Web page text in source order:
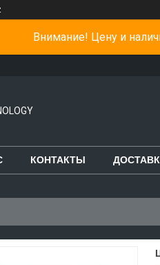
Внимание! Цену и
КОНТАКТЫ